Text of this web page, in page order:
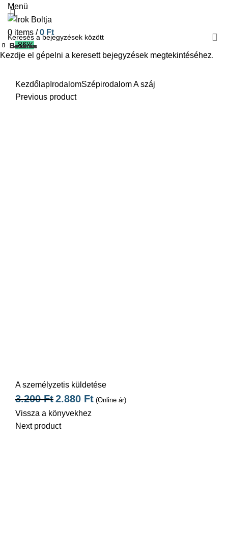
Menü
0 items / 0 Ft
-86%
Kezdőlap IrodalomSzépirodalomA száj
Previous product
A személyzetis küldetése
3.200Ft2.880 Ft (Online ár)
Vissza a könyvekhez
Next product
Bezárás
Bezárás
Bezárás
Bezárás
Bezárás
Bezárás
Bezárás
Bezárás
Kezdje el gépelni a keresett bejegyzések megtekintéséhez.